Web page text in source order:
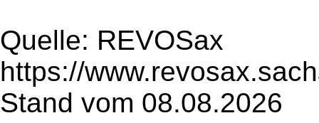
Quelle: REVOSax
https://
Stand vom 08.08.2026